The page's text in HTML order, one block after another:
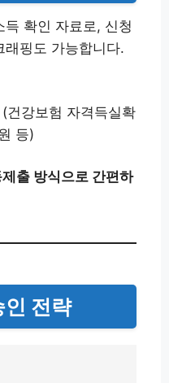
확인 자료로, 신청
래핑도 가능합니다.
건강보험 자격득실확
등)
출 방식으로 간편하
인 전략